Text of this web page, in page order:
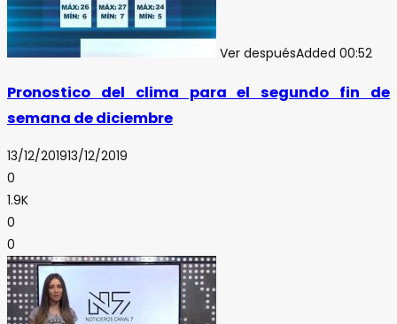
Ver despuésAdded 00:52
Pronostico del clima para el segundo fin de
semana de diciembre
13/12/201913/12/2019
0
1.9K
0
0